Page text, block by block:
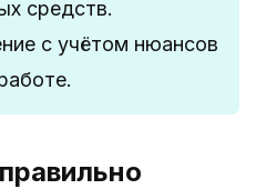
средств.
с учётом нюансов